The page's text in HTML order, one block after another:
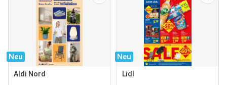
Neu
Aldi Nord
Neu
Lidl